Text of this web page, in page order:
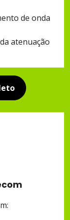
de onda
atenuação